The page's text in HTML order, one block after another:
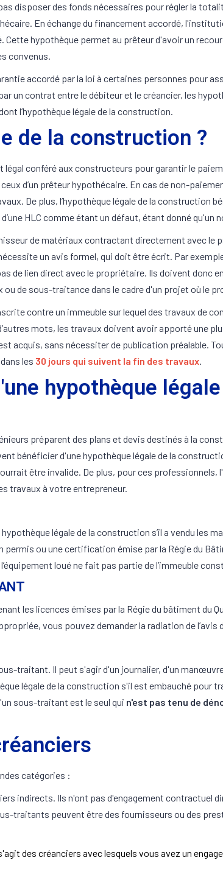
disposer des fonds nécessaires pour régler la
En échange du financement accordé,
hypothèque permet au prêteur d'avoir un
convenus.
accordé par la loi à certaines personnes pour
un contrat entre le débiteur et le créancier, les
l’hypothèque légale de la construction.
de la construction ?
conféré aux constructeurs pour garantir le
d’un prêteur hypothécaire. En cas de non-
De plus, l’hypothèque légale de la construction
HLC comme étant un défaut, étant donné qu'un
de matériaux contractant directement avec
un avis formel, qui doit être écrit. Par
de lien direct avec le propriétaire. Ils doivent donc
de sous-traitance dans le cadre d'un projet où le
contre un immeuble sur lequel des travaux de
mots, les travaux doivent avoir apporté une
acquis, sans nécessiter de publication préalable.
les 30 jours qui suivent la fin des travaux.
hypothèque
préparent des plans et devis destinés à la
bénéficier d'une hypothèque légale de la
être invalide. De plus, pour ces
travaux à votre entrepreneur.
légale de la construction s’il a vendu les
permis ou une certification émise par la Régie du
loué ne fait pas partie de l’immeuble
les licences émises par la Régie du bâtiment du
vous pouvez demander la radiation de l’avis
traitant. Il peut s'agir d'un journalier, d'un
légale de la construction s'il est embauché pour
sous-traitant est le seul qui n'est pas tenu de
catégories :
indirects. Ils n'ont pas d'engagement contractuel
traitants peuvent être des fournisseurs ou des
des créanciers avec lesquels vous avez un